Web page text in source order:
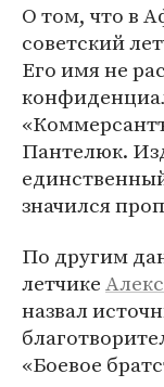
О том, что в
советский
Его имя не
Пантелюк.
значился
По другим
летчике
назвал
«Боевое